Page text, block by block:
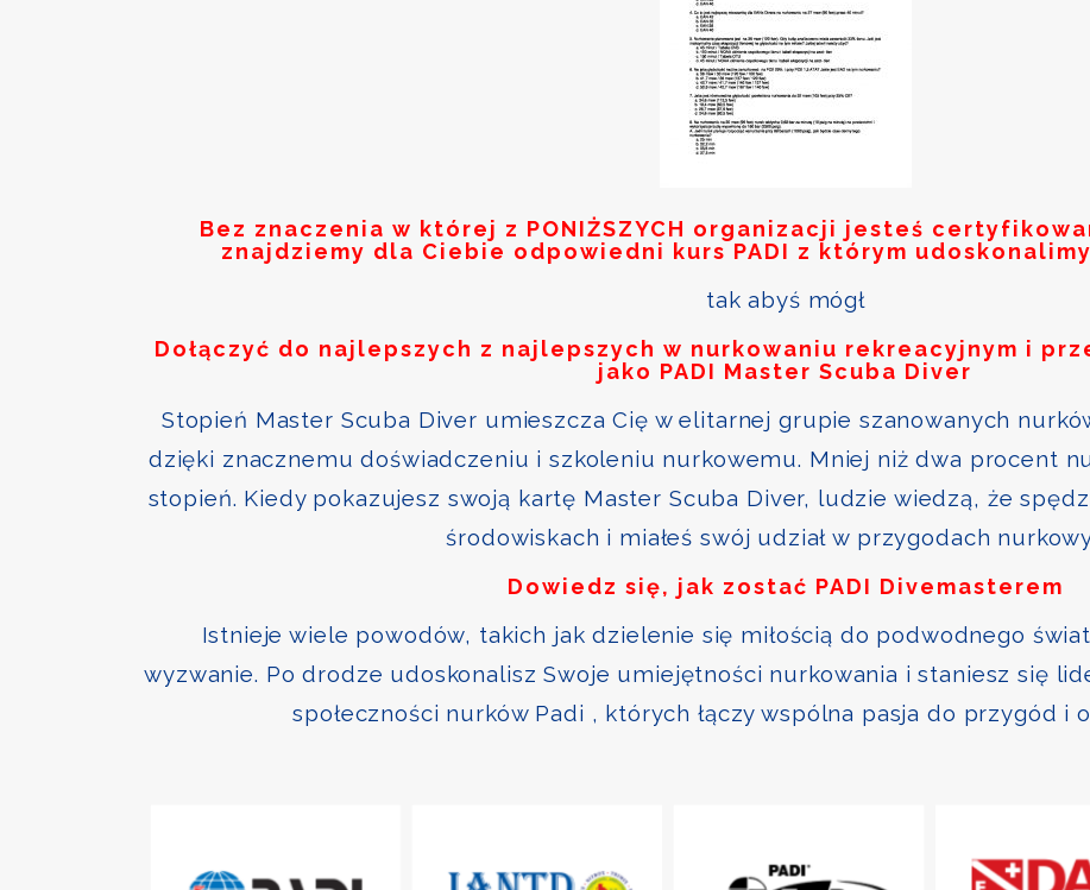
Bez znaczenia w której z PONIŻSZYCH organizacji jesteś
znajdziemy dla Ciebie odpowiedni kurs PADI z którym
tak abyś mógł
Dołączyć do najlepszych z najlepszych w nurkowaniu rekreacyjnym i
jako PADI Master Scuba Diver
Stopień Master Scuba Diver umieszcza Cię w elitarnej grupie szanowanych
dzięki znacznemu doświadczeniu i szkoleniu nurkowemu. Mniej niż dwa procent
stopień. Kiedy pokazujesz swoją kartę Master Scuba Diver, ludzie wiedzą, że
środowiskach i miałeś swój udział w przygodach
Dowiedz się, jak zostać PADI Divemasterem
Istnieje wiele powodów, takich jak dzielenie się miłością do podwodnego
wyzwanie. Po drodze udoskonalisz Swoje umiejętności nurkowania i staniesz się
społeczności nurków Padi , których łączy wspólna pasja do przygód i